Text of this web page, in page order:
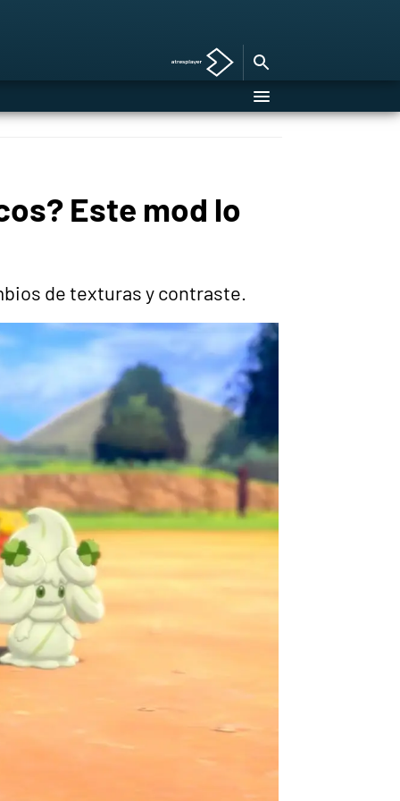
Este mod lo
de texturas y contraste.